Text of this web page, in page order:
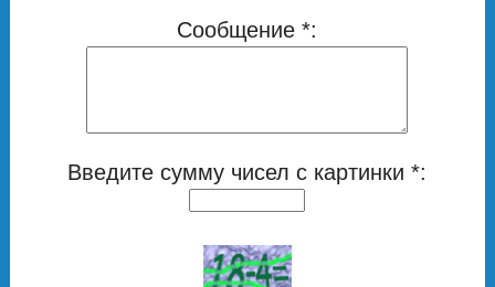
Сообщение *:
Введите сумму чисел с картинки *: